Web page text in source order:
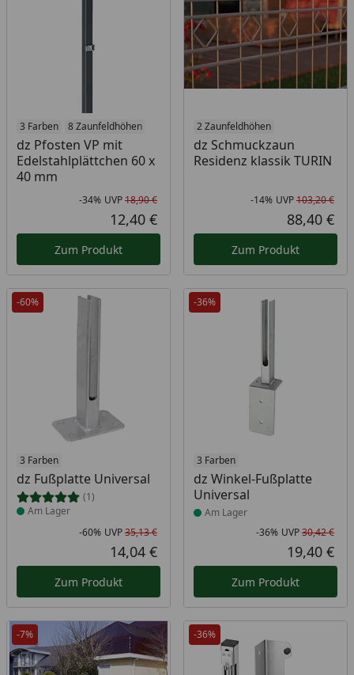
3 Farben 8 Zaunfeldhöhen
dz Pfosten VP mit
Edelstahlplättchen 60 x
40 mm
Rabatt in Prozent
-34%
Ursprünglicher Preis
UVP18,90 €
Aktueller Preis
12,40 €
Zum Produkt
2 Zaunfeldhöhen
dz Schmuckzaun
Residenz klassik TURIN
-14% UVP103,20 €
88,40 €
Zum Produkt
-60%
3 Farben
dz Fußplatte Universal
(1)
Produkt am Lager
Am Lager
Rabatt in Prozent
-60%
Ursprünglicher Preis
UVP35,13 €
Aktueller Preis
14,04 €
Zum Produkt
-36%
3 Farben
dz Winkel-Fußplatte
Universal
Produkt am Lager
Am Lager
-36% UVP30,42 €
19,40 €
Zum Produkt
-7% -36%